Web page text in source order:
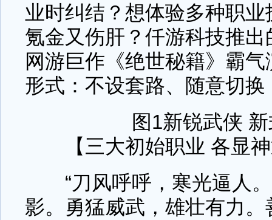
业时纠结？想体验多种职
氪金又伤肝？仟游科技推
网游巨作《绝世秘籍》霸
形式：不设套路、随意切换
图1新锐武侠
【三大初始职业 各显神
“刀风呼呼，寒光逼人。
影。勇猛威武，雄壮有力